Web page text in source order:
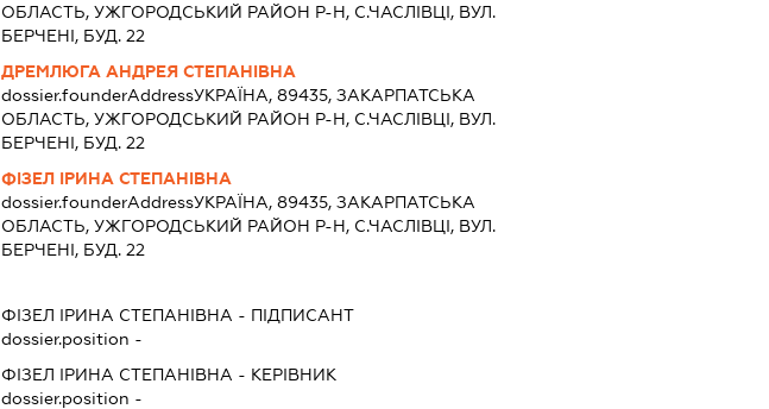
ОБЛАСТЬ, УЖГОРОДСЬКИЙ РАЙОН Р-Н, С.ЧАСЛІВЦІ, ВУЛ.
БЕРЧЕНІ, БУД. 22
ДРЕМЛЮГА АНДРЕЯ СТЕПАНІВНА
dossier.founderAddressУКРАЇНА, 89435, ЗАКАРПАТСЬКА
ОБЛАСТЬ, УЖГОРОДСЬКИЙ РАЙОН Р-Н, С.ЧАСЛІВЦІ, ВУЛ.
БЕРЧЕНІ, БУД. 22
ФІЗЕЛ ІРИНА СТЕПАНІВНА
dossier.founderAddressУКРАЇНА, 89435, ЗАКАРПАТСЬКА
ОБЛАСТЬ, УЖГОРОДСЬКИЙ РАЙОН Р-Н, С.ЧАСЛІВЦІ, ВУЛ.
БЕРЧЕНІ, БУД. 22
ФІЗЕЛ ІРИНА СТЕПАНІВНА - ПІДПИСАНТ
dossier.position -
ФІЗЕЛ ІРИНА СТЕПАНІВНА - КЕРІВНИК
dossier.position -